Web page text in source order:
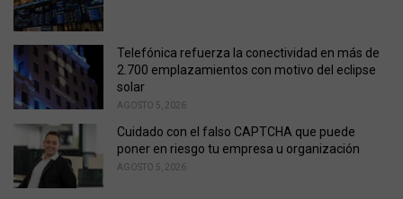
Telefónica refuerza la conectividad en más de
2.700 emplazamientos con motivo del eclipse
solar
AGOSTO 5, 2026
Cuidado con el falso CAPTCHA que puede
poner en riesgo tu empresa u organización
AGOSTO 5, 2026